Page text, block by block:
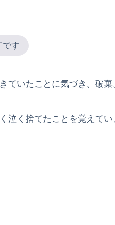
です
ていたことに気づき、破棄
泣く捨てたことを覚えてい